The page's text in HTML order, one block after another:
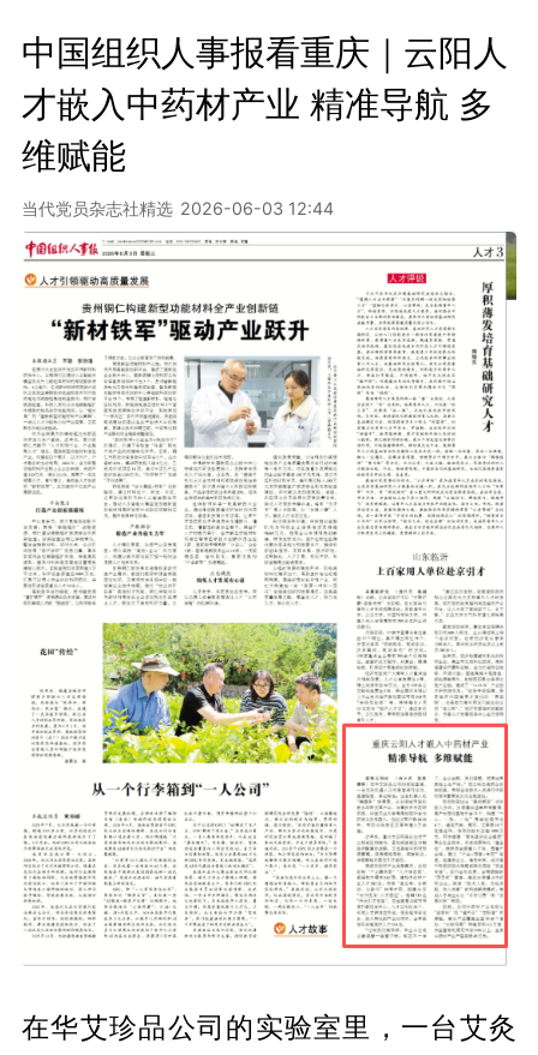
中国组织人事报看重庆｜云阳人
才嵌入中药材产业 精准导航 多
维赋能
当代党员杂志社精选 2026-06-03 12:44
在华艾珍品公司的实验室里，一台艾灸